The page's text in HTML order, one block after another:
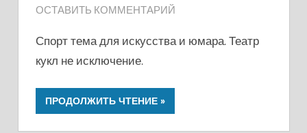
ОСТАВИТЬ КОММЕНТАРИЙ
Спорт тема для искусства и юмара. Театр
кукл не исключение.
ПРОДОЛЖИТЬ ЧТЕНИЕ